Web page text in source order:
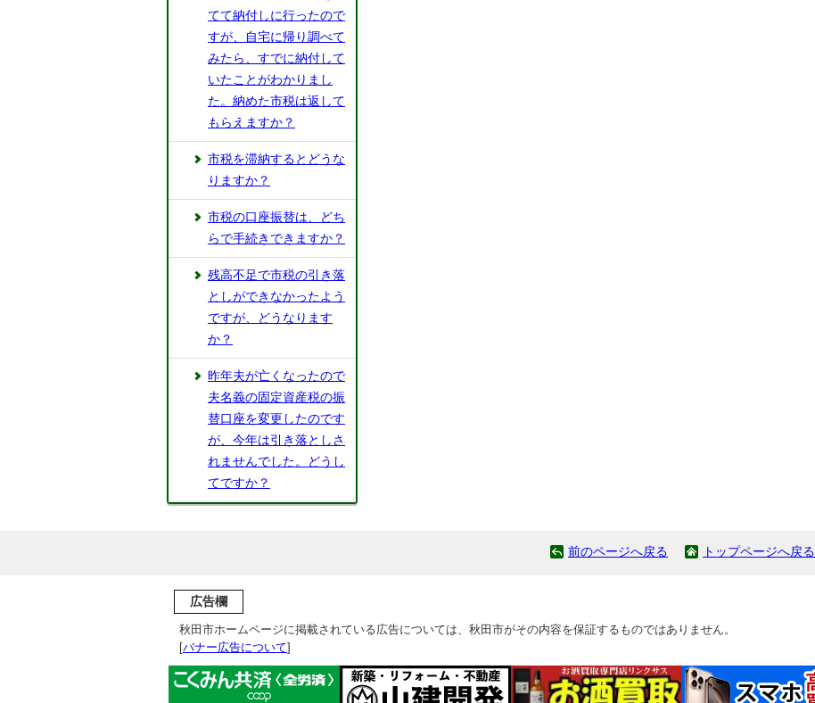
てて納付しに行ったので
すが、自宅に帰り調べて
みたら、すでに納付して
いたことがわかりまし
た。納めた市税は返して
もらえますか？
市税を滞納するとどうな
りますか？
市税の口座振替は、どち
らで手続きできますか？
残高不足で市税の引き落
としができなかったよう
ですが、どうなります
か？
昨年夫が亡くなったので
夫名義の固定資産税の振
替口座を変更したのです
が、今年は引き落としさ
れませんでした。どうし
てですか？
前のページへ戻る トップページへ戻る
広告欄
秋田市ホームページに掲載されている広告については、秋田市がその内容を保証するものではありません。
[バナー広告について]